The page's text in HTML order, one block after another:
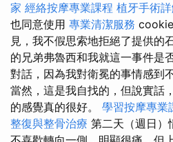
家 經絡按摩專業課程 植牙手術
也同意使用 專業清潔服務
見，我不假思索地拒絕了提供的
的兄弟弗魯西和我就這一事件是
對話，因為我對衛冕的事情感到
當然，這是我自找的，但說實話
的感覺真的很好。 學習按摩專業
整復與整骨治療 第二天（週日）